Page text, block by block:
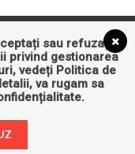
Cultura
Industrie
IT&C
Firme.
sau refuzați
privind gestionarea
vedeți Politica de
va rugam sa
.